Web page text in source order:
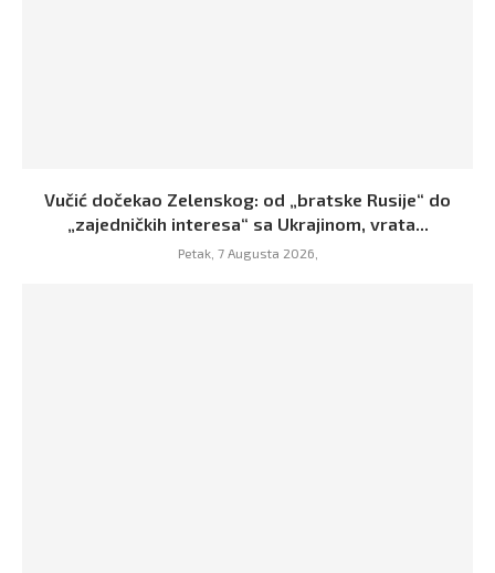
Vučić dočekao Zelenskog: od „bratske Rusije“ do
„zajedničkih interesa“ sa Ukrajinom, vrata...
Petak, 7 Augusta 2026,